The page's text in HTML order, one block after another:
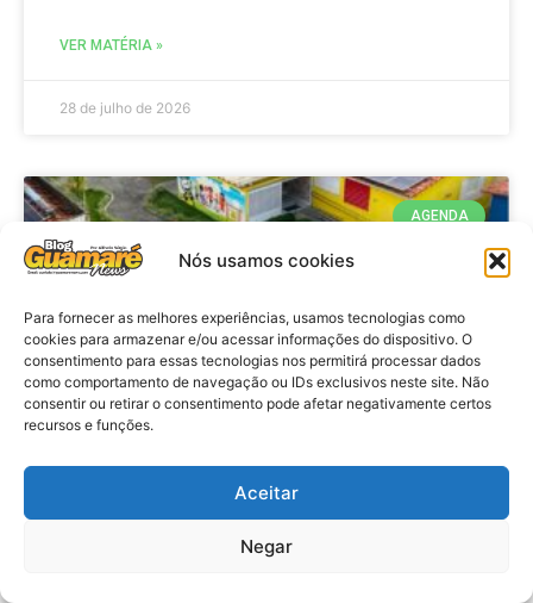
Nós usamos cookies
Para fornecer as melhores experiências, usamos tecnologias como
cookies para armazenar e/ou acessar informações do dispositivo. O
consentimento para essas tecnologias nos permitirá processar dados
como comportamento de navegação ou IDs exclusivos neste site. Não
consentir ou retirar o consentimento pode afetar negativamente certos
recursos e funções.
Aceitar
Negar
VER MATÉRIA »
28 de julho de 2026
AGENDA
Agenda: 10ª Mostra Pedagógica
da Casa Durval Paiva acontecerá
nesta quarta-feira (29)